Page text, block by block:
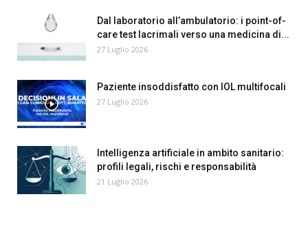
Dal laboratorio all’ambulatorio: i point-of-
care test lacrimali verso una medicina di...
27 Luglio 2026
Paziente insoddisfatto con IOL multifocali
27 Luglio 2026
Intelligenza artificiale in ambito sanitario:
profili legali, rischi e responsabilità
21 Luglio 2026